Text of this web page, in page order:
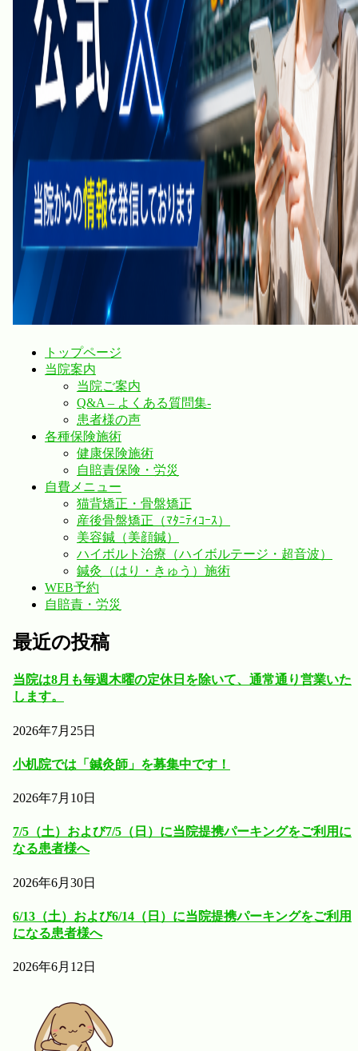
トップページ
当院案内
当院ご案内
Q&A – よくある質問集-
患者様の声
各種保険施術
健康保険施術
自賠責保険・労災
自費メニュー
猫背矯正・骨盤矯正
産後骨盤矯正（ﾏﾀﾆﾃｨｺｰｽ）
美容鍼（美顔鍼）
ハイボルト治療（ハイボルテージ・超音波）
鍼灸（はり・きゅう）施術
WEB予約
自賠責・労災
最近の投稿
当院は8月も毎週木曜の定休日を除いて、通常通り営業いた
します。
2026年7月25日
小机院では「鍼灸師」を募集中です！
2026年7月10日
7/5（土）および7/5（日）に当院提携パーキングをご利用に
なる患者様へ
2026年6月30日
6/13（土）および6/14（日）に当院提携パーキングをご利用
になる患者様へ
2026年6月12日